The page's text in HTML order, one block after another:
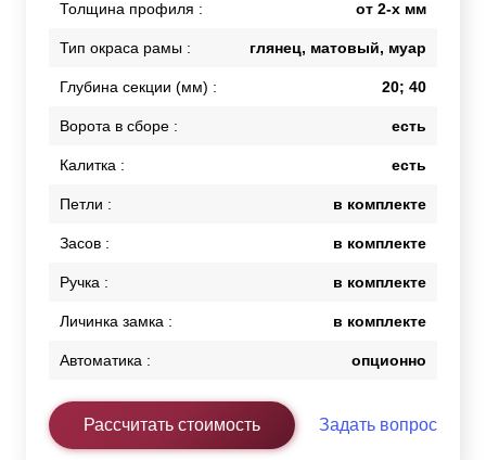
Толщина профиля : от 2-х мм
Тип окраса рамы : глянец, матовый, муар
Глубина секции (мм) : 20; 40
Ворота в сборе : есть
Калитка : есть
Петли : в комплекте
Засов : в комплекте
Ручка : в комплекте
Личинка замка : в комплекте
Автоматика : опционно
Рассчитать стоимость Задать вопрос